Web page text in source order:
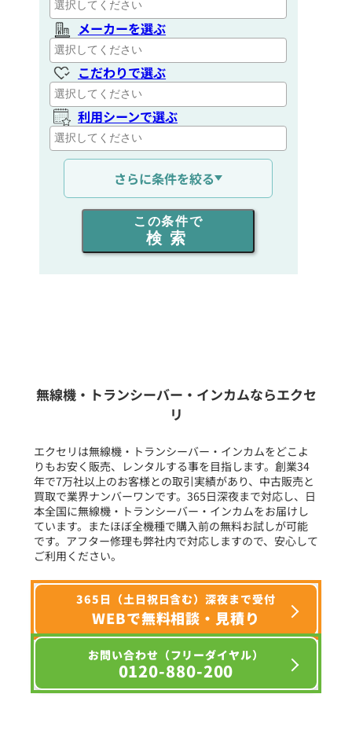
メーカーを選ぶ
こだわりで選ぶ
利用シーンで選ぶ
通信距離を選ぶ
出力を選ぶ
同時通話人数を選ぶ
フリーワード入力(製品名等)
選択条件をリセット
さらに条件を絞る
この条件で
検索
無線機・トランシーバー・インカムならエクセ
リ
エクセリは無線機・トランシーバー・インカムをどこよ
りもお安く販売、レンタルする事を目指します。創業34
年で7万社以上のお客様との取引実績があり、中古販売と
買取で業界ナンバーワンです。365日深夜まで対応し、日
本全国に無線機・トランシーバー・インカムをお届けし
ています。またほぼ全機種で購入前の無料お試しが可能
です。アフター修理も弊社内で対応しますので、安心して
ご利用ください。
365日（土日祝日含む）深夜まで受付
WEBで無料相談・見積り
お問い合わせ（フリーダイヤル）
0120-880-200